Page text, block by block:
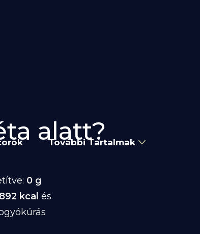
További Tartalmak
alatt?
0 g
892 kcal és